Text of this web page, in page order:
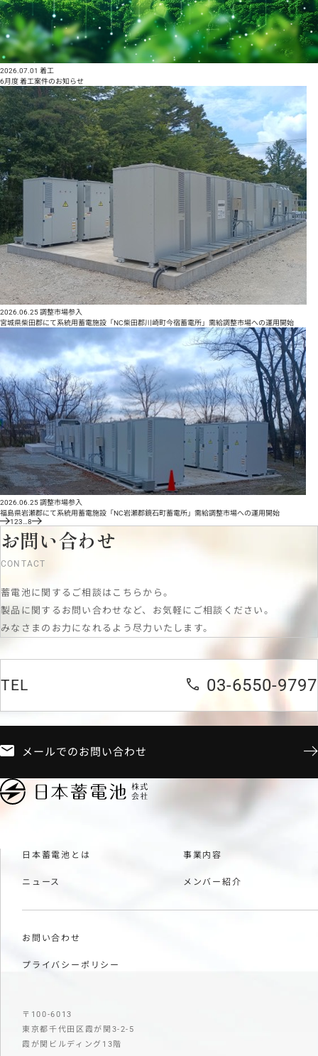
2026.07.01 着工
6月度 着工案件のお知らせ
2026.06.25調整市場参入
宮城県柴田郡にて系統用蓄電施設「NC柴田郡川崎町今宿蓄電所」需給調整市場への運用開始
2026.06.25調整市場参入
福島県岩瀬郡にて系統用蓄電施設「NC岩瀬郡鏡石町蓄電所」需給調整市場への運用開始
123 8
お問い合わせ
CONTACT
蓄電池に関するご相談はこちらから。
製品に関するお問い合わせなど、お気軽にご相談ください。
みなさまのお力になれるよう尽力いたします。
TEL 03-6550-9797
メールでのお問い合わせ
日本蓄電池とは
ニュース
事業内容
メンバー紹介
お問い合わせ
プライバシーポリシー
〒100-6013
東京都千代田区霞が関3-2-5
霞が関ビルディング13階